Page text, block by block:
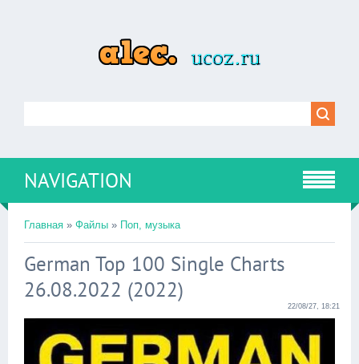
NAVIGATION
Главная » Файлы » Поп, музыка
German Top 100 Single Charts
26.08.2022 (2022)
22/08/27, 18:21